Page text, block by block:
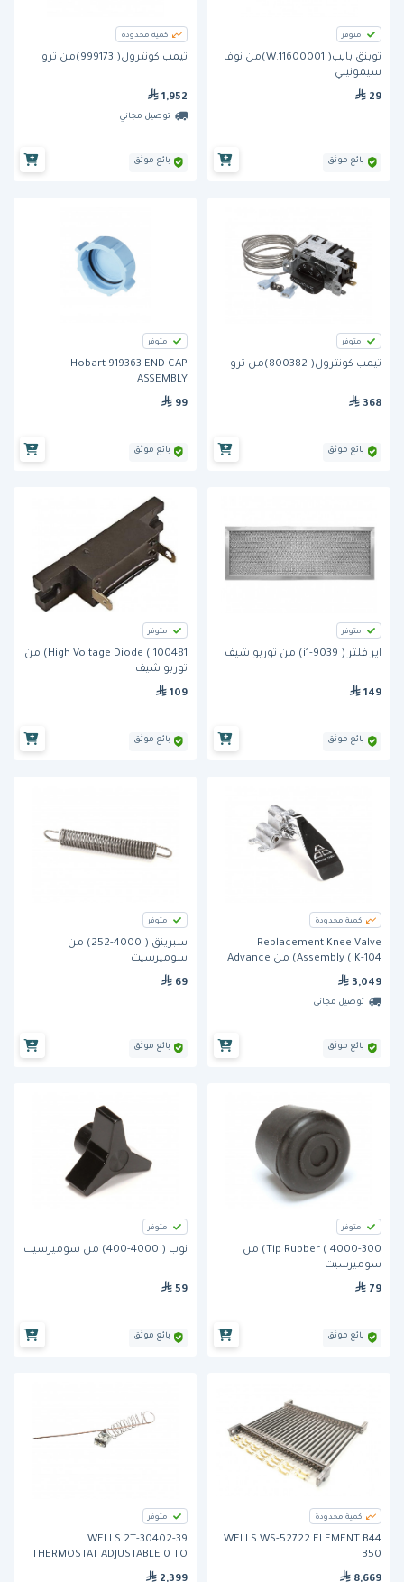
متوفر
توبنق بايب( 11600001.W)من نوفا
سيمونيلي
29
بائع موثق
كمية محدودة
تيمب كونترول( 999173)من ترو
1,952
توصيل مجاني
بائع موثق
متوفر
تيمب كونترول( 800382)من ترو
368
بائع موثق
متوفر
Hobart 919363 END CAP
ASSEMBLY
99
بائع موثق
متوفر
اير فلتر ( i1-9039) من توربو شيف
149
بائع موثق
متوفر
High Voltage Diode ( 100481) من
توربو شيف
109
بائع موثق
كمية محدودة
Replacement Knee Valve
Assembly ( K-104) من Advance
3,049
توصيل مجاني
بائع موثق
متوفر
سبرينق ( 4000-252) من
سوميرسيت
69
بائع موثق
متوفر
Tip Rubber ( 4000-300) من
سوميرسيت
79
بائع موثق
متوفر
نوب ( 4000-400) من سوميرسيت
59
بائع موثق
كمية محدودة
WELLS WS-52722 ELEMENT B44
B50
8,669
متوفر
WELLS 2T-30402-39
THERMOSTAT ADJUSTABLE 0 TO
140F 60 CAP
2,399